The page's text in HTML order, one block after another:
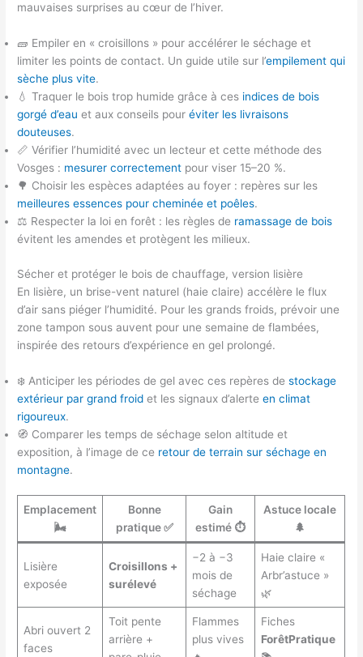
mauvaises surprises au cœur de l’hiver.
🧱 Empiler en « croisillons » pour accélérer le séchage et
limiter les points de contact. Un guide utile sur l’empilement qui
sèche plus vite.
💧 Traquer le bois trop humide grâce à ces indices de bois
gorgé d’eau et aux conseils pouréviter les livraisons
douteuses.
📏 Vérifier l’humidité avec un lecteur et cette méthode des
Vosges : mesurer correctement pour viser 15–20 %.
🌳 Choisir les espèces adaptées au foyer : repères sur les
meilleures essences pour cheminée et poêles.
⚖️ Respecter la loi en forêt : les règles de ramassage de bois
évitent les amendes et protègent les milieux.
Sécher et protéger le bois de chauffage, version lisière
En lisière, un brise-vent naturel (haie claire) accélère le flux
d’air sans piéger l’humidité. Pour les grands froids, prévoir une
zone tampon sous auvent pour une semaine de flambées,
inspirée des retours d’expérience en gel prolongé.
❄️ Anticiper les périodes de gel avec ces repères destockage
extérieur par grand froid et les signaux d’alerteen climat
rigoureux.
🧭 Comparer les temps de séchage selon altitude et
exposition, à l’image de ce retour de terrain sur séchage en
montagne.
Emplacement
🌬️
Bonne
pratique ✅
Gain
estimé ⏱️
Astuce locale
🌲
Lisière
exposée
Croisillons +
surélevé
−2 à −3
mois de
séchage
Haie claire «
Arbr’astuce »
🌿
Abri ouvert 2
faces
Toit pente
arrière +
Flammes
plus vives
Fiches
ForêtPratique